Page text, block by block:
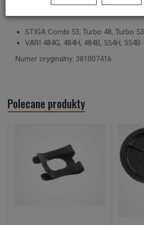
STIGA Combi 53, Turbo 48, Turbo 53
VARI 484G, 484H, 484B, 554H, 554B
Numer oryginalny: 381007416
Polecane produkty